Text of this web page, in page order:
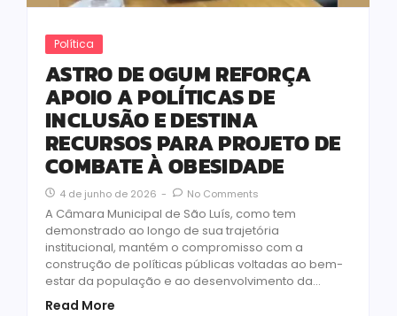
Política
ASTRO DE OGUM REFORÇA
APOIO A POLÍTICAS DE
INCLUSÃO E DESTINA
RECURSOS PARA PROJETO DE
COMBATE À OBESIDADE
4 de junho de 2026 - No Comments
A Câmara Municipal de São Luís, como tem
demonstrado ao longo de sua trajetória
institucional, mantém o compromisso com a
construção de políticas públicas voltadas ao bem-
estar da população e ao desenvolvimento da...
Read More